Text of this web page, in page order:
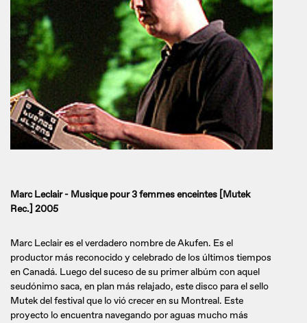
Marc Leclair - Musique pour 3 femmes enceintes [Mutek
Rec.] 2005
Marc Leclair es el verdadero nombre de Akufen. Es el
productor más reconocido y celebrado de los últimos tiempos
en Canadá. Luego del suceso de su primer albúm con aquel
seudónimo saca, en plan más relajado, este disco para el sello
Mutek del festival que lo vió crecer en su Montreal. Este
proyecto lo encuentra navegando por aguas mucho más